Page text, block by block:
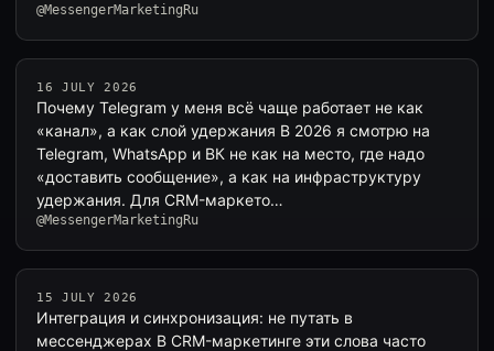
@MessengerMarketingRu
16 JULY 2026
Почему Telegram у меня всё чаще работает не как
«канал», а как слой удержания В 2026 я смотрю на
Telegram, WhatsApp и ВК не как на место, где надо
«доставить сообщение», а как на инфраструктуру
удержания. Для CRM-маркето…
@MessengerMarketingRu
15 JULY 2026
Интеграция и синхронизация: не путать в
мессенджерах В CRM-маркетинге эти слова часто